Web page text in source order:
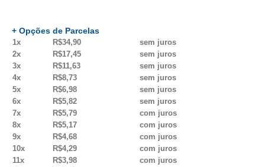
+ Opções de Parcelas
1x R$34,90
sem juros
2x
R$17,45
sem juros
3x
R$11,63
sem juros
4x
R$8,73
sem juros
5x
R$6,98
sem juros
6x
R$5,82
sem juros
7x
R$5,79
com juros
8x
R$5,17
com juros
9x
R$4,68
com juros
10x
R$4,29
com juros
11x
R$3,98
com juros